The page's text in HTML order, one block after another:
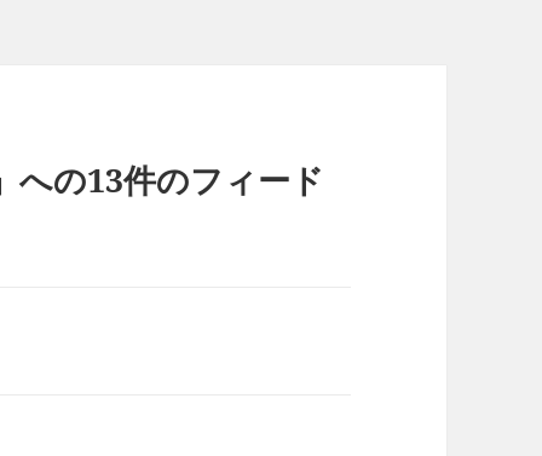
への13件のフィード